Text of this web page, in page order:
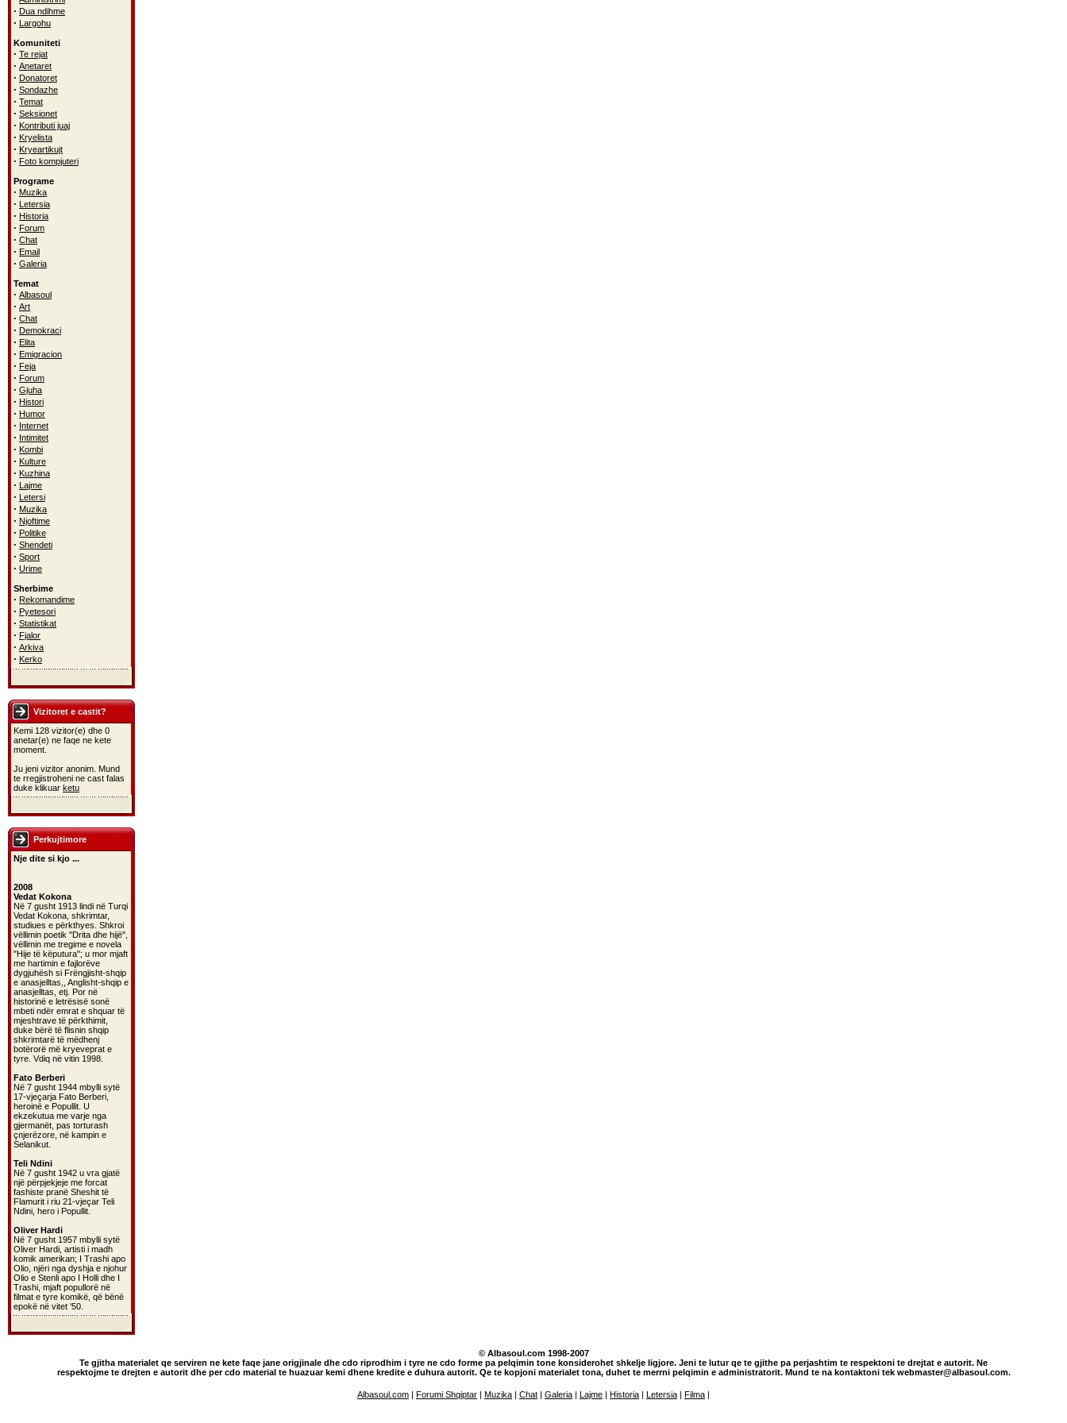
· Dua ndihme
· Largohu
Komuniteti
· Te rejat
· Anetaret
· Donatoret
· Sondazhe
· Temat
· Seksionet
· Kontributi juaj
· Kryelista
· Kryeartikujt
· Foto kompjuteri
Programe
· Muzika
· Letersia
· Historia
· Forum
· Chat
· Email
· Galeria
Temat
· Albasoul
· Art
· Chat
· Demokraci
· Elita
· Emigracion
· Feja
· Forum
· Gjuha
· Histori
· Humor
· Internet
· Intimitet
· Kombi
· Kulture
· Kuzhina
· Lajme
· Letersi
· Muzika
· Njoftime
· Politike
· Shendeti
· Sport
· Urime
Sherbime
· Rekomandime
· Pyetesori
· Statistikat
· Fjalor
· Arkiva
· Kerko
Vizitoret e castit?
Kemi 128 vizitor(e) dhe 0
anetar(e) ne faqe ne kete
moment.
Ju jeni vizitor anonim. Mund
te rregjistroheni ne cast falas
duke klikuar ketu
Perkujtimore
Nje dite si kjo ...
2008
Vedat Kokona
Në 7 gusht 1913 lindi në Turqi
Vedat Kokona, shkrimtar,
studiues e përkthyes. Shkroi
vëllimin poetik "Drita dhe hijë",
vëllimin me tregime e novela
"Hije të këputura"; u mor mjaft
me hartimin e fajlorëve
dygjuhësh si Frëngjisht-shqip
e anasjelltas,, Anglisht-shqip e
anasjelltas, etj. Por në
historinë e letrësisë sonë
mbeti ndër emrat e shquar të
mjeshtrave të përkthimit,
duke bërë të flisnin shqip
shkrimtarë të mëdhenj
botërorë më kryeveprat e
tyre. Vdiq në vitin 1998.
Fato Berberi
Në 7 gusht 1944 mbylli sytë
17-vjeçarja Fato Berberi,
heroinë e Popullit. U
ekzekutua me varje nga
gjermanët, pas torturash
çnjerëzore, në kampin e
Selanikut.
Teli Ndini
Në 7 gusht 1942 u vra gjatë
një përpjekjeje me forcat
fashiste pranë Sheshit të
Flamurit i riu 21-vjeçar Teli
Ndini, hero i Popullit.
Oliver Hardi
Në 7 gusht 1957 mbylli sytë
Oliver Hardi, artisti i madh
komik amerikan; I Trashi apo
Olio, njëri nga dyshja e njohur
Olio e Stenli apo I Holli dhe I
Trashi, mjaft popullorë në
filmat e tyre komikë, që bënë
epokë në vitet '50.
© Albasoul.com 1998-2007
Te gjitha materialet qe serviren ne kete faqe jane origjinale dhe cdo riprodhim i tyre ne cdo forme pa pelqimin tone konsiderohet shkelje ligjore. Jeni te lutur qe te gjithe pa perjashtim te respektoni te drejtat e autorit. Ne
respektojme te drejten e autorit dhe per cdo material te huazuar kemi dhene kredite e duhura autorit. Qe te kopjoni materialet tona, duhet te merrni pelqimin e administratorit. Mund te na kontaktoni tek webmaster@albasoul.com.
Albasoul.com | Forumi Shqiptar | Muzika | Chat | Galeria | Lajme | Historia | Letersia | Filma |